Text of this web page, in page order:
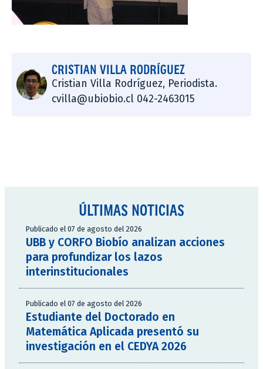
CRISTIAN VILLA RODRÍGUEZ
Cristian Villa Rodríguez, Periodista.
cvilla@ubiobio.cl 042-2463015
ÚLTIMAS NOTICIAS
Publicado el 07 de agosto del 2026
UBB y CORFO Biobío analizan acciones
para profundizar los lazos
interinstitucionales
Publicado el 07 de agosto del 2026
Estudiante del Doctorado en
Matemática Aplicada presentó su
investigación en el CEDYA 2026